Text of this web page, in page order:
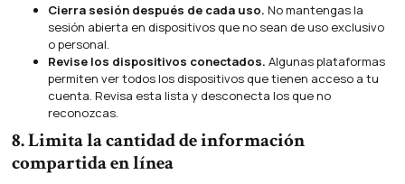
Cierra sesión después de cada uso. No mantengas la
sesión abierta en dispositivos que no sean de uso exclusivo
o personal.
Revise los dispositivos conectados. Algunas plataformas
permiten ver todos los dispositivos que tienen acceso a tu
cuenta. Revisa esta lista y desconecta los que no
reconozcas.
8. Limita la cantidad de información
compartida en línea